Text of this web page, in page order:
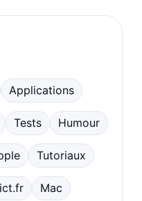
Applications
Tests Humour
Tutoriaux
Mac